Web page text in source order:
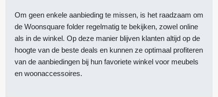
Om geen enkele aanbieding te missen, is het raadzaam om
de Woonsquare folder regelmatig te bekijken, zowel online
als in de winkel. Op deze manier blijven klanten altijd op de
hoogte van de beste deals en kunnen ze optimaal profiteren
van de aanbiedingen bij hun favoriete winkel voor meubels
en woonaccessoires.